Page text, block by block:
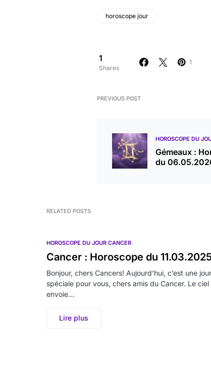
horoscope jour
1
Shares
1
PREVIOUS POST
HOROSCOPE DU
Gémeaux :
du
RELATED POSTS
HOROSCOPE DU JOUR CANCER
Cancer : Horoscope du
Bonjour, chers Cancers! Aujourd’hui, c’est une
spéciale pour vous, chers amis du Cancer. Le ciel
envoie…
Lire plus